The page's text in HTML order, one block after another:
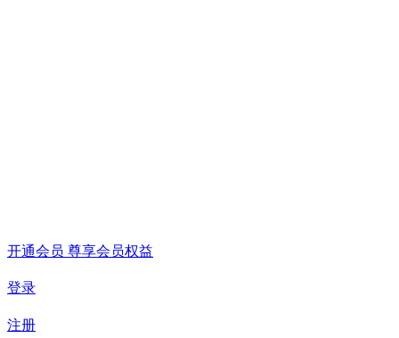
开通会员 尊享会员权益
登录
注册